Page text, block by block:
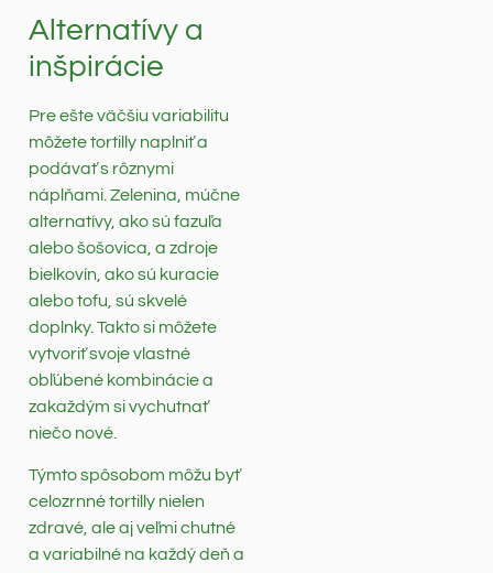
Alternatívy a
inšpirácie
Pre ešte väčšiu variabilitu
môžete tortilly naplniť a
podávať s rôznymi
náplňami. Zelenina, múčne
alternatívy, ako sú fazuľa
alebo šošovica, a zdroje
bielkovín, ako sú kuracie
alebo tofu, sú skvelé
doplnky. Takto si môžete
vytvoriť svoje vlastné
obľúbené kombinácie a
zakaždým si vychutnať
niečo nové.
Týmto spôsobom môžu byť
celozrnné tortilly nielen
zdravé, ale aj veľmi chutné
a variabilné na každý deň a